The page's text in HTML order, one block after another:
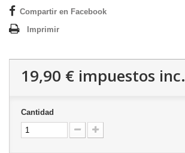
Compartir en Facebook
Imprimir
19,90 € impuestos inc.
Cantidad